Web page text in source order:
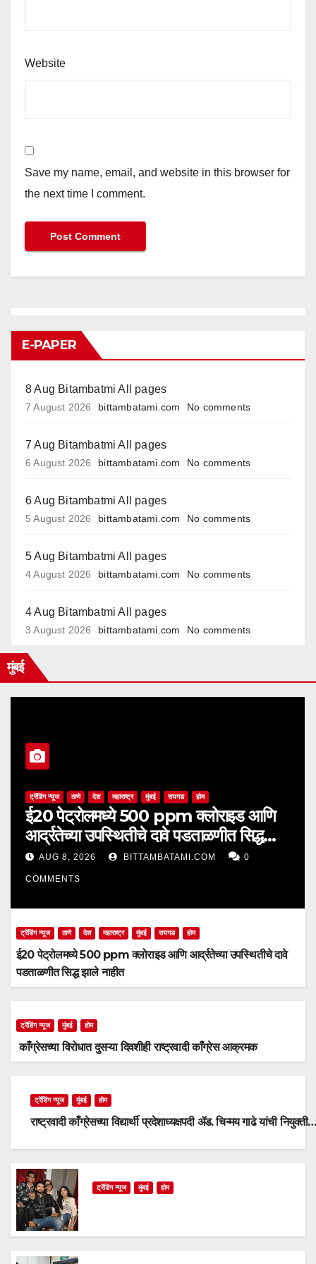
Website
Save my name, email, and website in this browser for
the next time I comment.
E-PAPER
8 Aug Bitambatmi All pages
7 August 2026 bittambatami.com No comments
7 Aug Bitambatmi All pages
6 August 2026 bittambatami.com No comments
6 Aug Bitambatmi All pages
5 August 2026 bittambatami.com No comments
5 Aug Bitambatmi All pages
4 August 2026 bittambatami.com No comments
4 Aug Bitambatmi All pages
3 August 2026 bittambatami.com No comments
मुंबई
ट्रेंडिंग न्यूज ठाणे देश महाराष्ट्र मुंबई रायगड होम
ई20 पेट्रोलमध्ये 500 ppm क्लोराइड आणि
आर्द्रतेच्या उपस्थितीचे दावे पडताळणीत सिद्ध
झाले नाहीत
AUG 8, 2026 BITTAMBATAMI.COM 0
COMMENTS
ट्रेंडिंग न्यूज ठाणे देश महाराष्ट्र मुंबई रायगड होम
ई20 पेट्रोलमध्ये 500 ppm क्लोराइड आणि आर्द्रतेच्या उपस्थितीचे दावे
पडताळणीत सिद्ध झाले नाहीत
ट्रेंडिंग न्यूज मुंबई होम
काँग्रेसच्या विरोधात दुसऱ्या दिवशीही राष्ट्रवादी काँग्रेस आक्रमक
ट्रेंडिंग न्यूज मुंबई होम
राष्ट्रवादी काँग्रेसच्या विद्यार्थी प्रदेशाध्यक्षपदी ॲड. चिन्मय गाढे यांची नियुक्ती…
ट्रेंडिंग न्यूज मुंबई होम